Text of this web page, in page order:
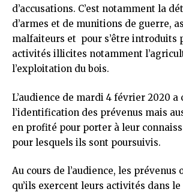
d’accusations. C’est notamment la
d’armes et de munitions de guerre,
malfaiteurs et pour s’être introduits
activités illicites notamment
l’exploitation du bois.
L’audience de mardi 4 février 2020 a
l’identification des prévenus mais
en profité pour porter à leur
pour lesquels ils sont poursuivis.
Au cours de l’audience, les prévenus
qu’ils exercent leurs activités dans